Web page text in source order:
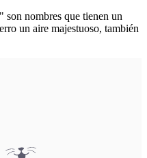
nombres que tienen un
un aire majestuoso, también